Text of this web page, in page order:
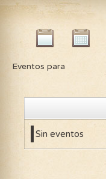
Eventos para
Sin eventos